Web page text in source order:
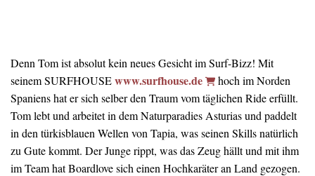
Denn Tom ist absolut kein neues Gesicht im Surf-Bizz! Mit
seinem SURFHOUSEwww.surfhouse.de
hoch im Norden
Spaniens hat er sich selber den Traum vom täglichen Ride erfüllt.
Tom lebt und arbeitet in dem Naturparadies Asturias und paddelt
in den türkisblauen Wellen von Tapia, was seinen Skills natürlich
zu Gute kommt. Der Junge rippt, was das Zeug hällt und mit ihm
im Team hat Boardlove sich einen Hochkaräter an Land gezogen.